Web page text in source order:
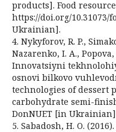
products]. Food
https://doi.org/10.31073/
Ukrainian].
4. Nykyforov, R. P.,
Nazarenko, I. A.,
Innovatsiyni
osnovi bilkovo
technologies of dessert
carbohydrate semi-
DonNUET [in
5. Sabadosh, H. O.